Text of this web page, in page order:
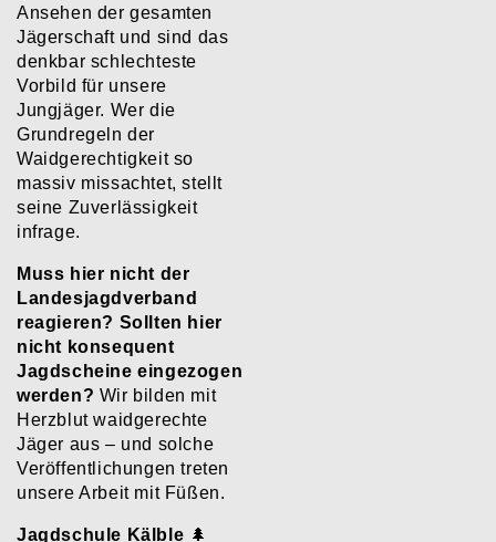
Ansehen der gesamten
Jägerschaft und sind das
denkbar schlechteste
Vorbild für unsere
Jungjäger. Wer die
Grundregeln der
Waidgerechtigkeit so
massiv missachtet, stellt
seine Zuverlässigkeit
infrage.
Muss hier nicht der
Landesjagdverband
reagieren? Sollten hier
nicht konsequent
Jagdscheine eingezogen
werden? ​Wir bilden mit
Herzblut waidgerechte
Jäger aus – und solche
Veröffentlichungen treten
unsere Arbeit mit Füßen.
Jagdschule Kälble 🌲